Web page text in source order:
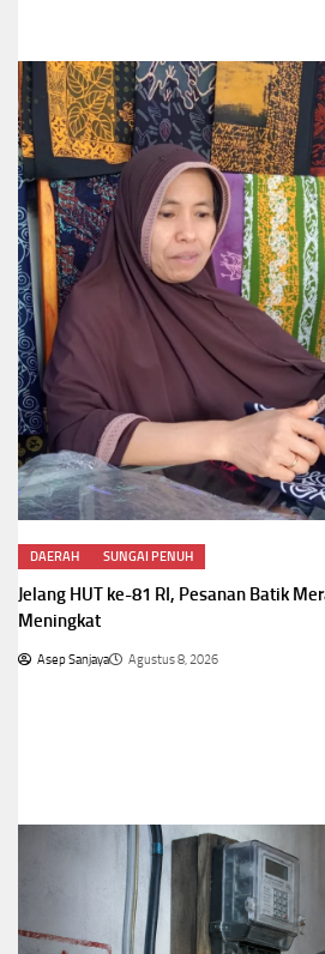
DAERAH SUNGAI PENUH
Jelang HUT ke-81 RI, Pesanan Batik
Meningkat
Asep Sanjaya Agustus 8, 2026